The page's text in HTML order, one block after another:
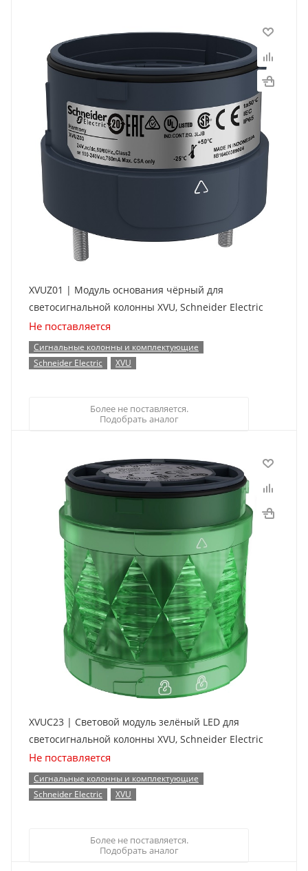
XVUZ01 | Модуль основания чёрный для
светосигнальной колонны XVU, Schneider Electric
Не поставляется
Сигнальные колонны и комплектующие
Schneider Electric
XVU
Более не поставляется.
Подобрать аналог
XVUC23 | Световой модуль зелёный LED для
светосигнальной колонны XVU, Schneider Electric
Не поставляется
Сигнальные колонны и комплектующие
Schneider Electric
XVU
Более не поставляется.
Подобрать аналог